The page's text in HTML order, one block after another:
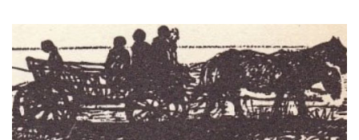
Jørgen Arenfeldt – herremand og heksejæger